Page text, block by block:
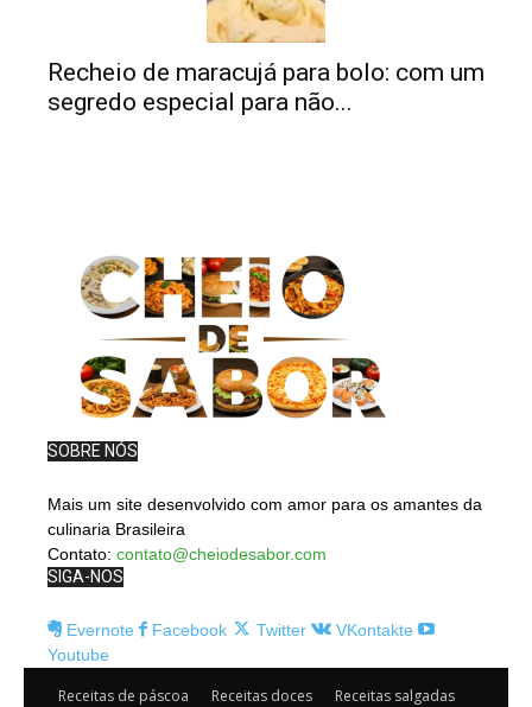
Recheio de maracujá para bolo: com um
segredo especial para não...
SOBRE NÓS
Mais um site desenvolvido com amor para os amantes da
culinaria Brasileira
Contato: contato@cheiodesabor.com
SIGA-NOS
Evernote Facebook Twitter
VKontakte
Youtube
Receitas de páscoa Receitas doces
Receitas salgadas